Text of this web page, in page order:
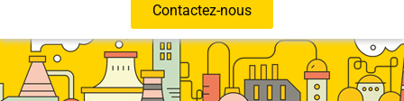
Contactez-nous